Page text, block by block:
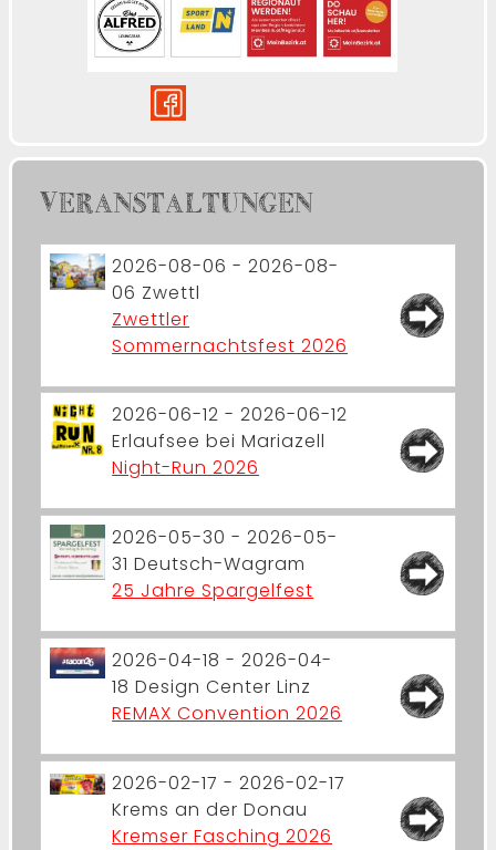
VERANSTALTUNGEN
2026-08-06 - 2026-08-
06 Zwettl
Zwettler
Sommernachtsfest 2026
2026-06-12 - 2026-06-12
Erlaufsee bei Mariazell
Night-Run 2026
2026-05-30 - 2026-05-
31 Deutsch-Wagram
25 Jahre Spargelfest
2026-04-18 - 2026-04-
18 Design Center Linz
REMAX Convention 2026
2026-02-17 - 2026-02-17
Krems an der Donau
Kremser Fasching 2026